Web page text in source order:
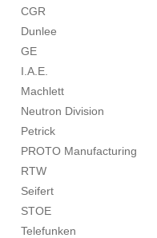
CGR
Dunlee
GE
I.A.E.
Machlett
Neutron Division
Petrick
PROTO Manufacturing
RTW
Seifert
STOE
Telefunken